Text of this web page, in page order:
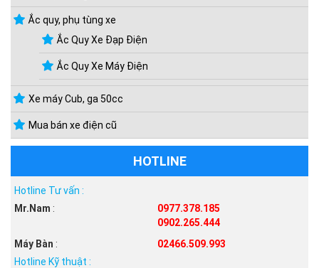
Ắc quy, phụ tùng xe
Ắc Quy Xe Đạp Điện
Ắc Quy Xe Máy Điện
Xe máy Cub, ga 50cc
Mua bán xe điện cũ
HOTLINE
Hotline Tư vấn :
Mr.Nam :
0977.378.185
0902.265.444
Máy Bàn :
02466.509.993
Hotline Kỹ thuật :